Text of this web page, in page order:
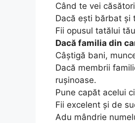
Când te vei
Dacă ești bărbat și
Fii opusul tatălui
Dacă familia din
Câștigă bani,
Dacă membrii
rușinoase.
Pune capăt acelui
Fii excelent și de
Adu mândrie